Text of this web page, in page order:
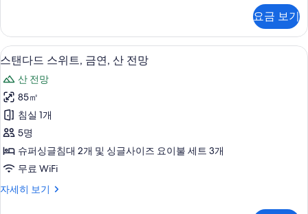
망
사
진
모
두
보
기
위
트,
금
산
전
망
자
세
히
보
기
요금 보기
스
탠
다
드
스
위
트,
연,
스탠다드 스위트, 금연, 산 전망 | 고급
6
스탠다드 스위트, 금연, 산 전망
산 전망
85㎡
침실 1개
5명
슈퍼싱글침대 2개 및 싱글사이즈 요이불 세트 3개
무료 WiFi
자세히 보기
스